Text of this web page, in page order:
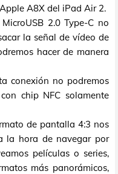
A8X del iPad Air 2.
2.0 Type-C no
la señal de vídeo de
hacer de manera
conexión no podremos
chip NFC solamente
de pantalla 4:3 nos
la hora de navegar por
películas o series,
más panorámicos,